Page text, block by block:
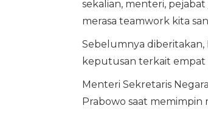
sekalian, menteri,
merasa teamwork kita
Sebelumnya diberitakan,
keputusan terkait empat
Menteri Sekretaris
Prabowo saat memimpin